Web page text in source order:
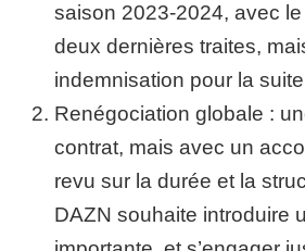
saison 2023-2024, avec
deux dernières traites,
indemnisation pour la
Renégociation globale :
contrat, mais avec un
revu sur la durée et la
DAZN souhaite introduire